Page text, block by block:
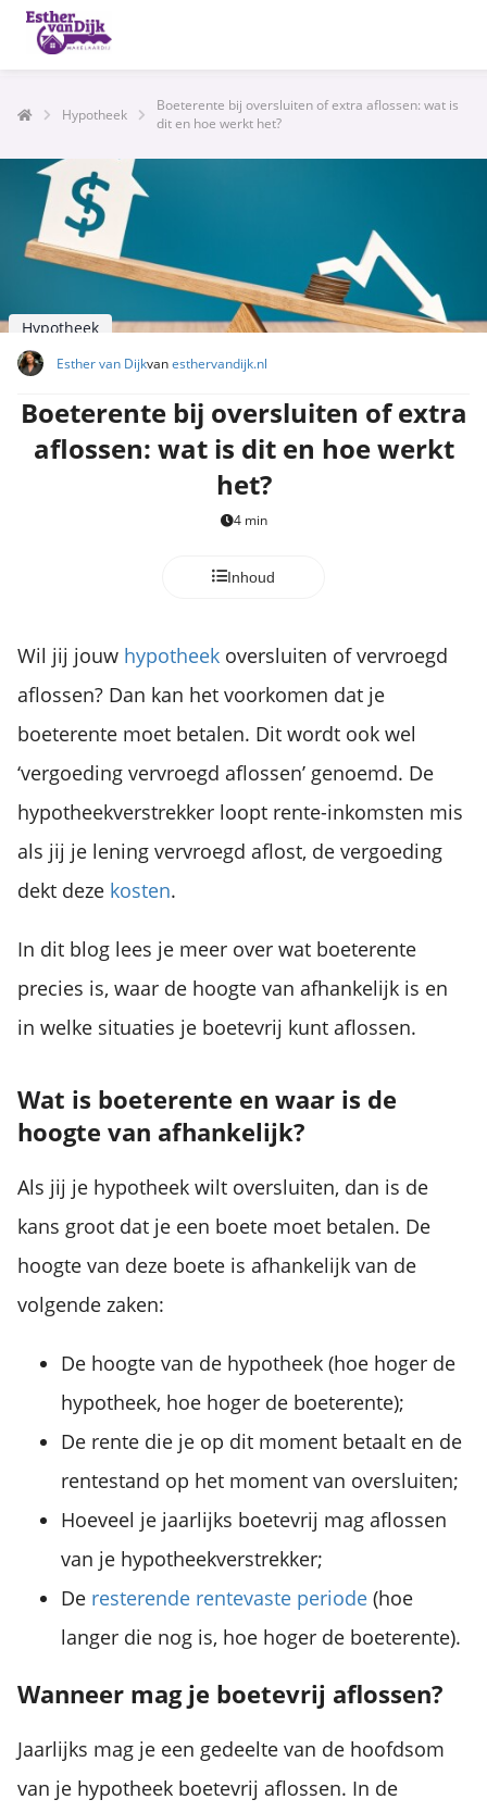
Hypotheek
Boeterente bij oversluiten of extra aflossen: wat is
dit en hoe werkt het?
Hypotheek
Esther van Dijkvanesthervandijk.nl
Boeterente bij oversluiten of extra
aflossen: wat is dit en hoe werkt
het?
4 min
Inhoud
Wil jij jouw hypotheek oversluiten of vervroegd
aflossen? Dan kan het voorkomen dat je
boeterente moet betalen. Dit wordt ook wel
‘vergoeding vervroegd aflossen’ genoemd. De
hypotheekverstrekker loopt rente-inkomsten mis
als jij je lening vervroegd aflost, de vergoeding
dekt deze kosten.
In dit blog lees je meer over wat boeterente
precies is, waar de hoogte van afhankelijk is en
in welke situaties je boetevrij kunt aflossen.
Wat is boeterente en waar is de
hoogte van afhankelijk?
Als jij je hypotheek wilt oversluiten, dan is de
kans groot dat je een boete moet betalen. De
hoogte van deze boete is afhankelijk van de
volgende zaken:
De hoogte van de hypotheek (hoe hoger de
hypotheek, hoe hoger de boeterente);
De rente die je op dit moment betaalt en de
rentestand op het moment van oversluiten;
Hoeveel je jaarlijks boetevrij mag aflossen
van je hypotheekverstrekker;
De resterende rentevaste periode (hoe
langer die nog is, hoe hoger de boeterente).
Wanneer mag je boetevrij aflossen?
Jaarlijks mag je een gedeelte van de hoofdsom
van je hypotheek boetevrij aflossen. In de